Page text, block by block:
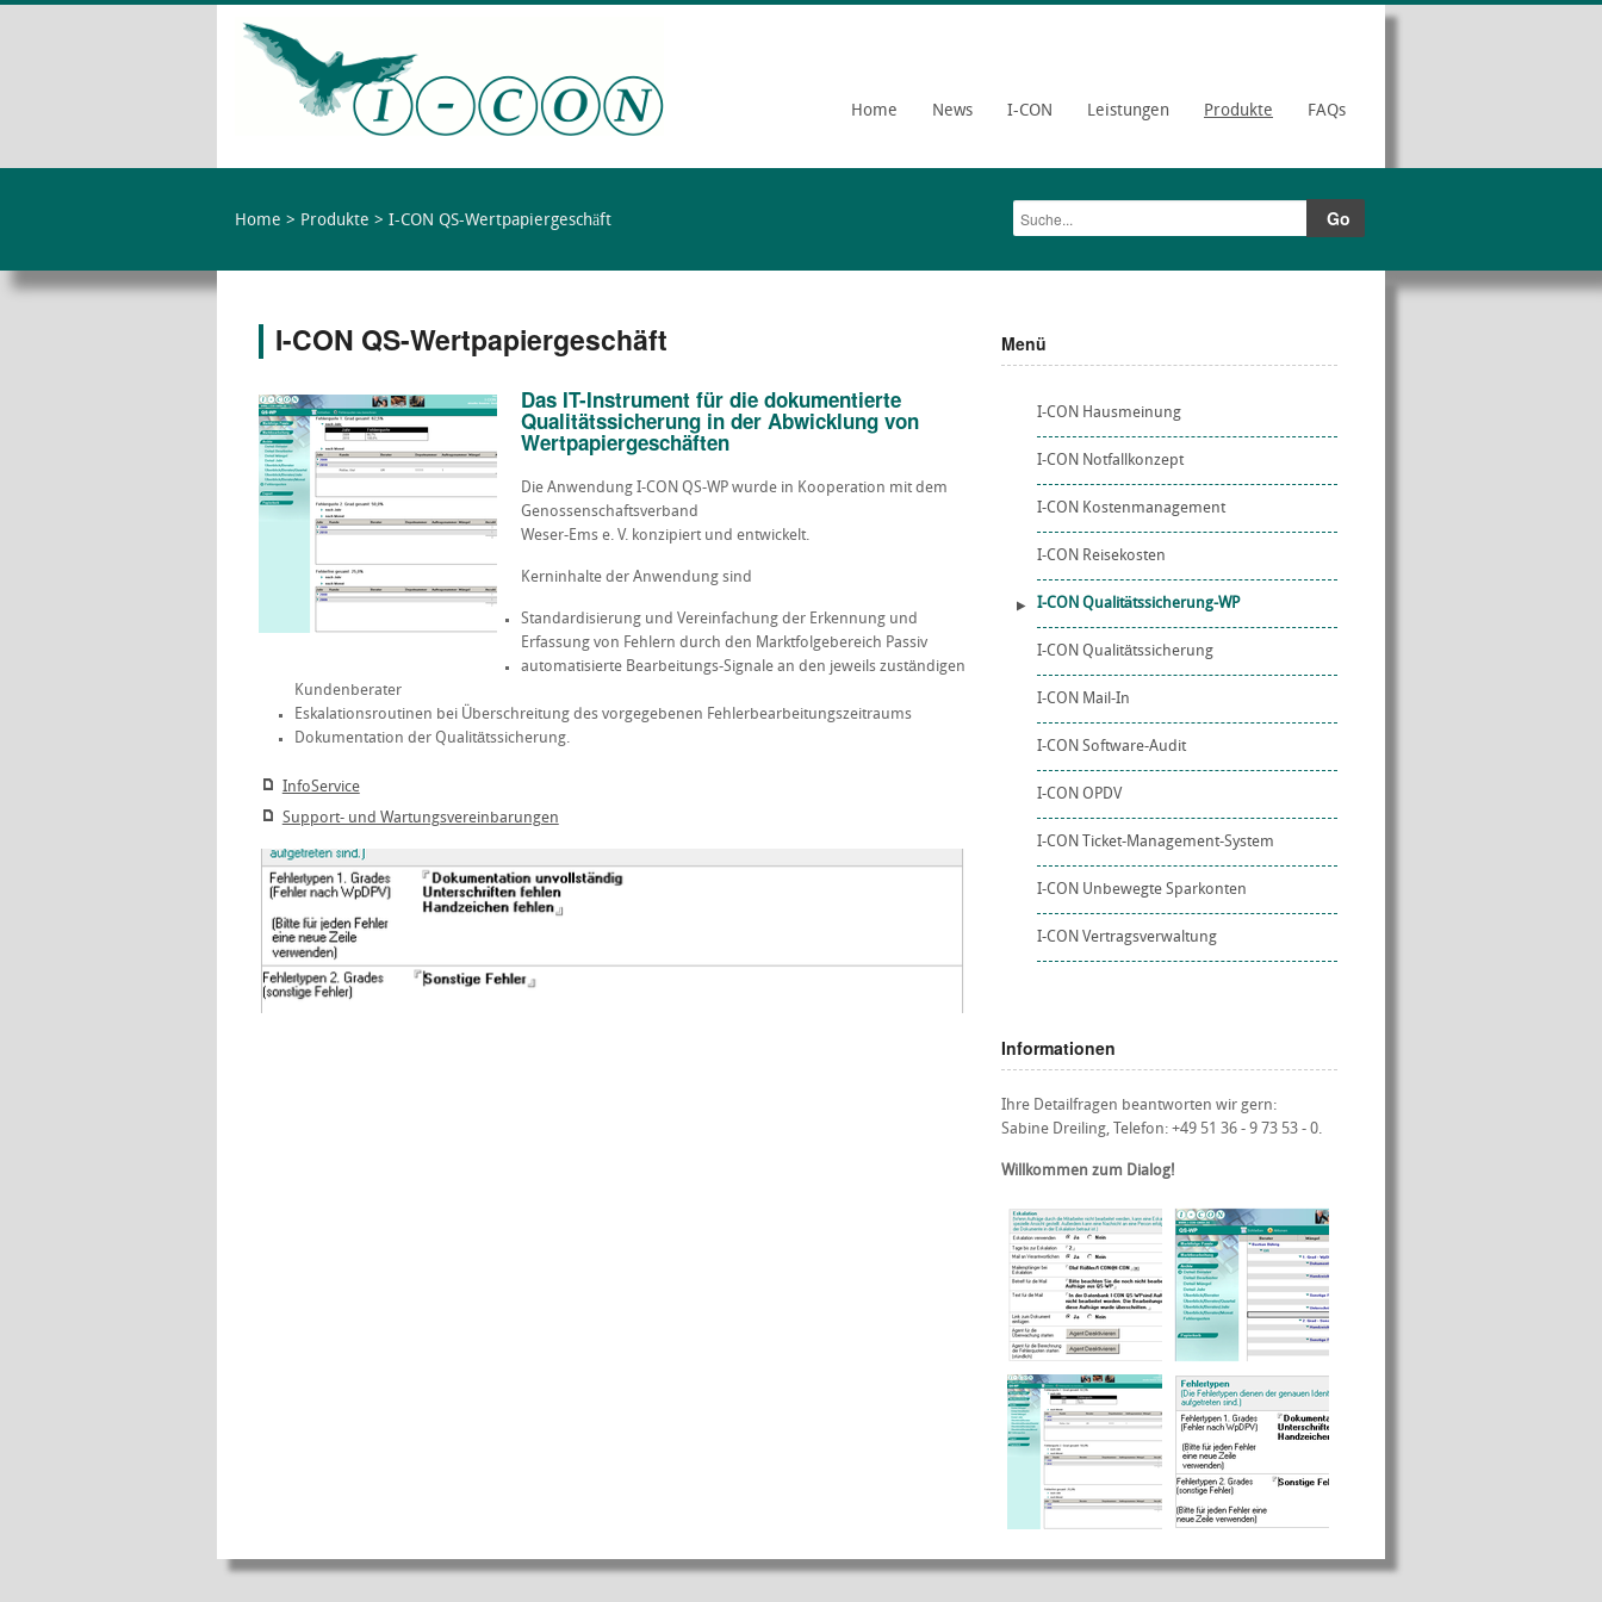
Home News I-CON Leistungen Produkte FAQs
Home > Produkte > I-CON QS-Wertpapiergeschäft
I-CON QS-Wertpapiergeschäft
Das IT-Instrument für die dokumentierte
Qualitätssicherung in der Abwicklung von
Wertpapiergeschäften
Die Anwendung I-CON QS-WP wurde in Kooperation mit dem
Genossenschaftsverband
Weser-Ems e. V. konzipiert und entwickelt.
Kerninhalte der Anwendung sind
Standardisierung und Vereinfachung der Erkennung und
Erfassung von Fehlern durch den Marktfolgebereich Passiv
automatisierte Bearbeitungs-Signale an den jeweils zuständigen
Kundenberater
Eskalationsroutinen bei Überschreitung des vorgegebenen Fehlerbearbeitungszeitraums
Dokumentation der Qualitätssicherung.
InfoService
Support- und Wartungsvereinbarungen
Menü
I-CON Hausmeinung
I-CON Notfallkonzept
I-CON Kostenmanagement
I-CON Reisekosten
I-CON Qualitätssicherung-WP
I-CON Qualitätssicherung
I-CON Mail-In
I-CON Software-Audit
I-CON OPDV
I-CON Ticket-Management-System
I-CON Unbewegte Sparkonten
I-CON Vertragsverwaltung
Informationen
Ihre Detailfragen beantworten wir gern:
Sabine Dreiling, Telefon: +49 51 36 - 9 73 53 - 0.
Willkommen zum Dialog!